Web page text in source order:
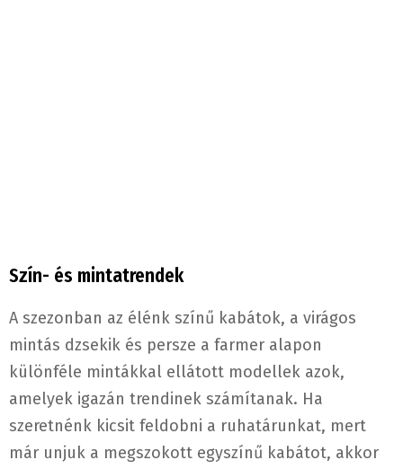
Szín- és mintatrendek
A szezonban az élénk színű kabátok, a virágos
mintás dzsekik és persze a farmer alapon
különféle mintákkal ellátott modellek azok,
amelyek igazán trendinek számítanak. Ha
szeretnénk kicsit feldobni a ruhatárunkat, mert
már unjuk a megszokott egyszínű kabátot, akkor